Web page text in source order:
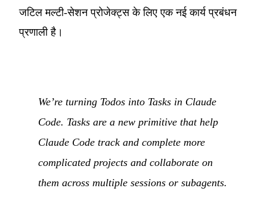
जटिल मल्टी-सेशन प्रोजेक्ट्स के लिए एक नई कार्य प्रबंधन
प्रणाली है।
We’re turning Todos into Tasks in Claude
Code. Tasks are a new primitive that help
Claude Code track and complete more
complicated projects and collaborate on
them across multiple sessions or subagents.